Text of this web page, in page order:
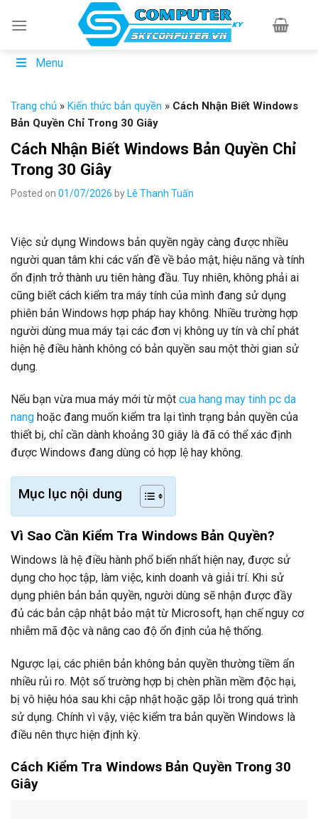
Menu
Trang chủ » Kiến thức bản quyền » Cách Nhận Biết Windows
Bản Quyền Chỉ Trong 30 Giây
Cách Nhận Biết Windows Bản Quyền Chỉ
Trong 30 Giây
Posted on 01/07/2026 by Lê Thanh Tuấn
Việc sử dụng Windows bản quyền ngày càng được nhiều
người quan tâm khi các vấn đề về bảo mật, hiệu năng và tính
ổn định trở thành ưu tiên hàng đầu. Tuy nhiên, không phải ai
cũng biết cách kiểm tra máy tính của mình đang sử dụng
phiên bản Windows hợp pháp hay không. Nhiều trường hợp
người dùng mua máy tại các đơn vị không uy tín và chỉ phát
hiện hệ điều hành không có bản quyền sau một thời gian sử
dụng.
Nếu bạn vừa mua máy mới từ một cua hang may tinh pc da
nang hoặc đang muốn kiểm tra lại tình trạng bản quyền của
thiết bị, chỉ cần dành khoảng 30 giây là đã có thể xác định
được Windows đang dùng có hợp lệ hay không.
Mục lục nội dung
Vì Sao Cần Kiểm Tra Windows Bản Quyền?
Windows là hệ điều hành phổ biến nhất hiện nay, được sử
dụng cho học tập, làm việc, kinh doanh và giải trí. Khi sử
dụng phiên bản bản quyền, người dùng sẽ nhận được đầy
đủ các bản cập nhật bảo mật từ Microsoft, hạn chế nguy cơ
nhiễm mã độc và nâng cao độ ổn định của hệ thống.
Ngược lại, các phiên bản không bản quyền thường tiềm ẩn
nhiều rủi ro. Một số trường hợp bị chèn phần mềm độc hại,
bị vô hiệu hóa sau khi cập nhật hoặc gặp lỗi trong quá trình
sử dụng. Chính vì vậy, việc kiểm tra bản quyền Windows là
điều nên thực hiện định kỳ.
Cách Kiểm Tra Windows Bản Quyền Trong 30
Giây